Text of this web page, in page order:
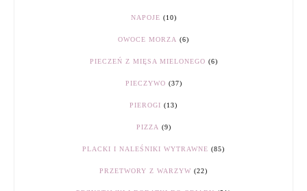
NAPOJE (10)
OWOCE MORZA (6)
PIECZEŃ Z MIĘSA MIELONEGO (6)
PIECZYWO (37)
PIEROGI (13)
PIZZA (9)
PLACKI I NALEŚNIKI WYTRAWNE (85)
PRZETWORY Z WARZYW (22)